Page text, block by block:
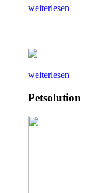
weiterlesen
weiterlesen
Petsolution